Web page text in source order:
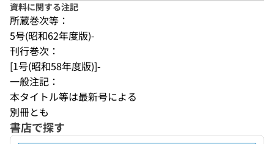
資料に関する注記
所蔵巻次等：
5号(昭和62年度版)-
刊行巻次：
[1号(昭和58年度版)]-
一般注記：
本タイトル等は最新号による
別冊とも
書店で探す